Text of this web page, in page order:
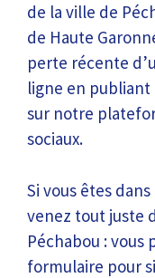
de la ville de
de Haute
perte récente
ligne en publiant
sur notre
sociaux.
Si vous êtes
venez tout juste
Péchabou : vous
formulaire pour